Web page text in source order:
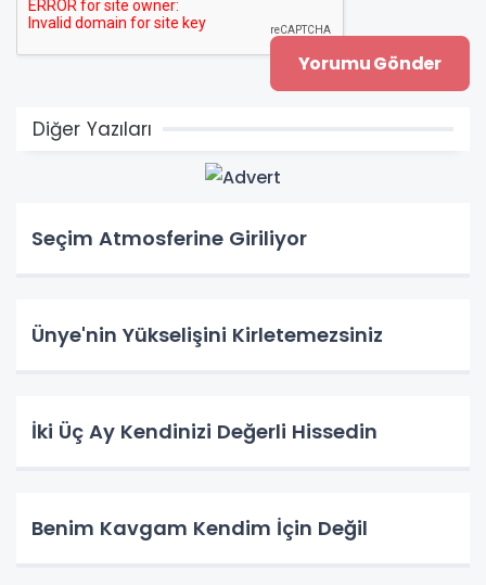
Diğer Yazıları
Seçim Atmosferine Giriliyor
Ünye'nin Yükselişini Kirletemezsiniz
İki Üç Ay Kendinizi Değerli Hissedin
Benim Kavgam Kendim İçin Değil